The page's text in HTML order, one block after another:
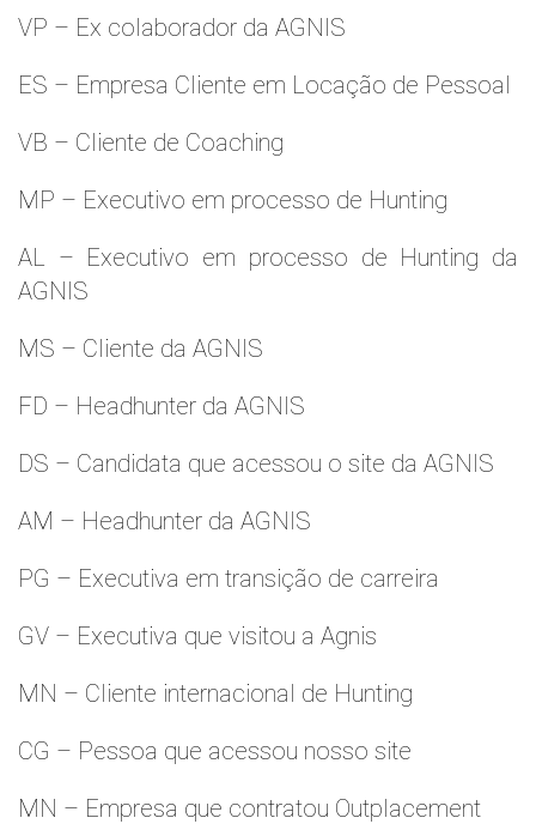
VP – Ex colaborador da AGNIS
ES – Empresa Cliente em Locação de Pessoal
VB – Cliente de Coaching
MP – Executivo em processo de Hunting
AL – Executivo em processo de Hunting da
AGNIS
MS – Cliente da AGNIS
FD – Headhunter da AGNIS
DS – Candidata que acessou o site da AGNIS
AM – Headhunter da AGNIS
PG – Executiva em transição de carreira
GV – Executiva que visitou a Agnis
MN – Cliente internacional de Hunting
CG – Pessoa que acessou nosso site
MN – Empresa que contratou Outplacement